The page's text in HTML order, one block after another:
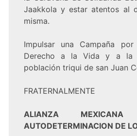
Jaakkola y estar atentos al
misma.
Impulsar una Campaña
Derecho a la Vida y a la
población triqui de san Juan
FRATERNALMENTE
ALIANZA
AUTODETERMINACION DE